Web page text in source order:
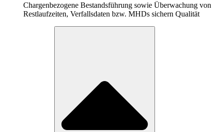
Chargenbezogene Bestandsführung sowie Überwachung von
Restlaufzeiten, Verfallsdaten bzw. MHDs sichern Qualität